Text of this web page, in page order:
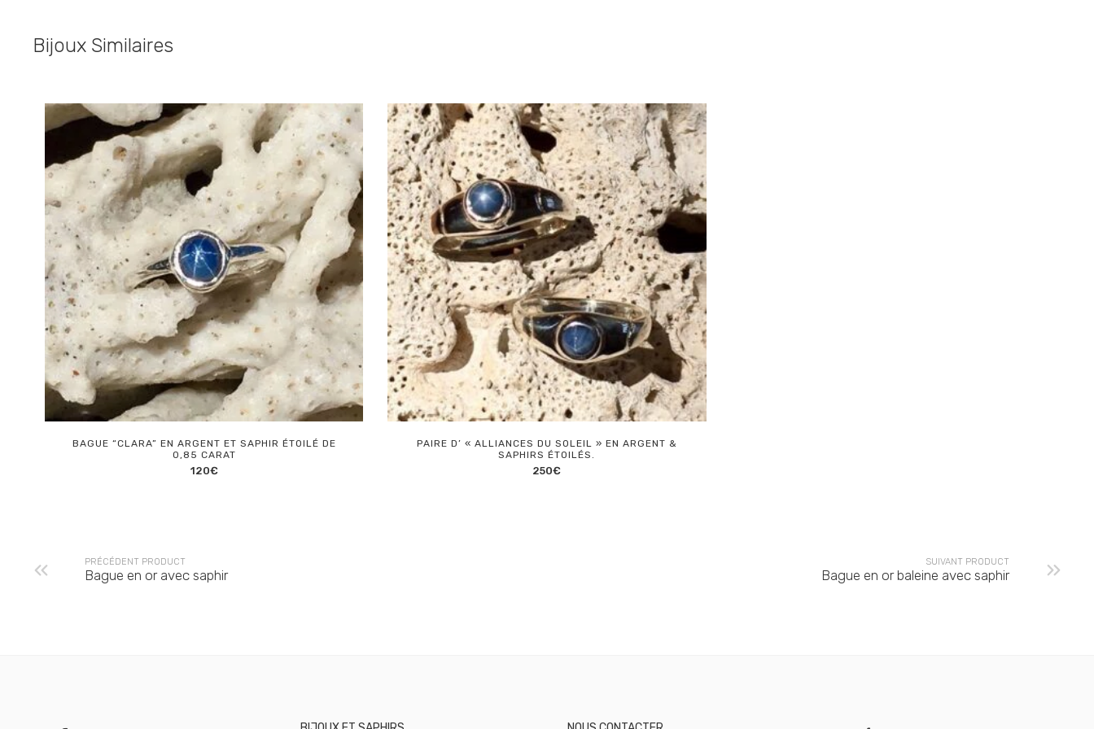
Bijoux Similaires
BAGUE “CLARA” EN ARGENT ET SAPHIR ÉTOILÉ DE
0,85 CARAT
120€
PAIRE D’ « ALLIANCES DU SOLEIL » EN ARGENT &
SAPHIRS ÉTOILÉS.
250€
PRÉCÉDENT PRODUCT
Bague en or avec saphir
SUIVANT PRODUCT
Bague en or baleine avec saphir